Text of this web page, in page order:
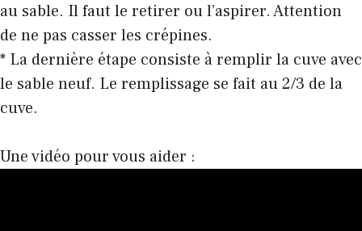
au sable. Il faut le retirer ou l’aspirer. Attention
de ne pas casser les crépines.
* La dernière étape consiste à remplir la cuve avec
le sable neuf. Le remplissage se fait au 2/3 de la
cuve.
Une vidéo pour vous aider :